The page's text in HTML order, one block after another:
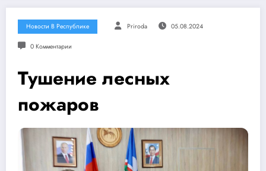
Новости В Республике Priroda 05.08.2024
0 Комментарии
Тушение лесных
пожаров